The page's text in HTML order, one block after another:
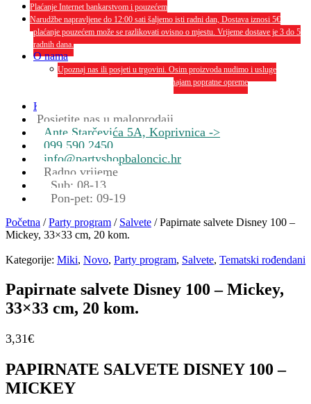
Plaćanje Internet bankarstvom i pouzećem
Narudžbe napravljene do 12:00 sati šaljemo isti radni dan, Dostava iznosi 5€
plaćanje pouzećem može se razlikovati ovisno o mjestu. Vrijeme dostave je 3 do 5
radnih dana.
O nama
Upoznaj nas ili posjeti u trgovini. Osim proizvoda nudimo i usluge
dekoriranja interijera i eksterija te najam popratne opreme
Kontakt
Posjetite nas u maloprodaji
Ante Starčevića 5A, Koprivnica ->
099 590 2450
info@partyshopbaloncic.hr
Radno vrijeme
Sub: 08-13
Pon-pet: 09-19
Početna /Party program / Salvete / Papirnate salvete Disney 100 –
Mickey, 33×33 cm, 20 kom.
Kategorije: Miki, Novo, Party program, Salvete, Tematski rođendani
Papirnate salvete Disney 100 – Mickey,
33×33 cm, 20 kom.
3,31€
PAPIRNATE SALVETE DISNEY 100 –
MICKEY